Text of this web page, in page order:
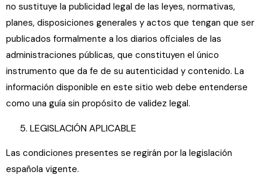
no sustituye la publicidad legal de las leyes, normativas,
planes, disposiciones generales y actos que tengan que ser
publicados formalmente a los diarios oficiales de las
administraciones públicas, que constituyen el único
instrumento que da fe de su autenticidad y contenido. La
información disponible en este sitio web debe entenderse
como una guía sin propósito de validez legal.
LEGISLACIÓN APLICABLE
Las condiciones presentes se regirán por la legislación
española vigente.